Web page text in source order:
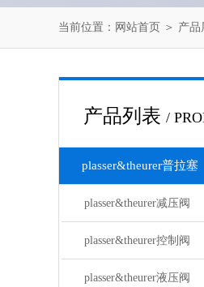
当前位置： 网站首页 ＞ 产品
产品列表 /
plasser&theurer普拉塞
plasser&theurer减压阀
plasser&theurer控制阀
plasser&theurer液压阀